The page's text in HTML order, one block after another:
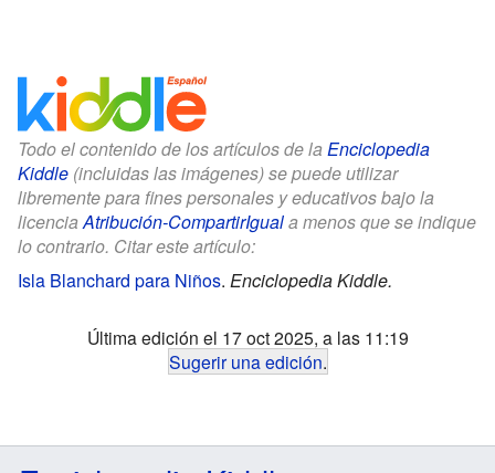
Todo el contenido de los artículos de la Enciclopedia
Kiddle (incluidas las imágenes) se puede utilizar
libremente para fines personales y educativos bajo la
licenciaAtribución-CompartirIguala menos que se indique
lo contrario. Citar este artículo:
Isla Blanchard para Niños. Enciclopedia Kiddle.
Última edición el 17 oct 2025, a las 11:19
Sugerir una edición.